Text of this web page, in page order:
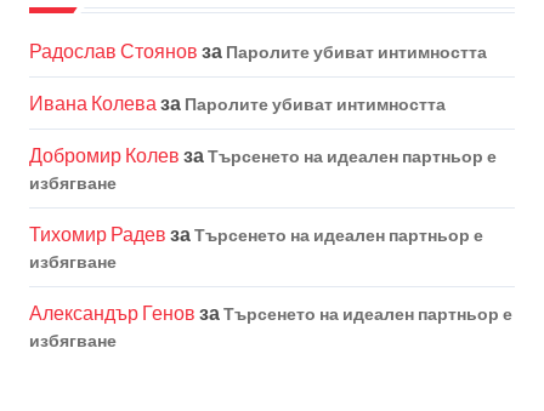
Радослав Стоянов за Паролите убиват интимността
Ивана Колеваза Паролите убиват интимността
Добромир Колев заТърсенето на идеален партньор е
избягване
Тихомир Радев заТърсенето на идеален партньор е
избягване
Александър Генов заТърсенето на идеален партньор е
избягване